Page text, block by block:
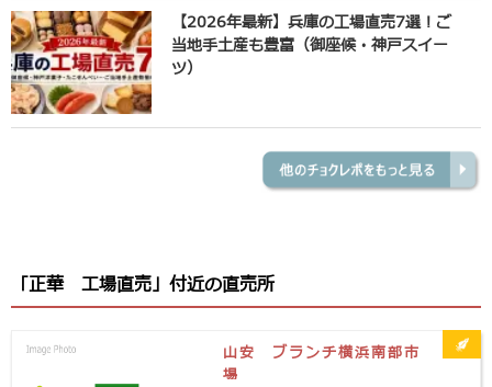
【2026年最新】兵庫の工場直売7選！ご
当地手土産も豊富（御座候・神戸スイー
ツ）
「正華 工場直売」付近の直売所
山安 ブランチ横浜南部市
場